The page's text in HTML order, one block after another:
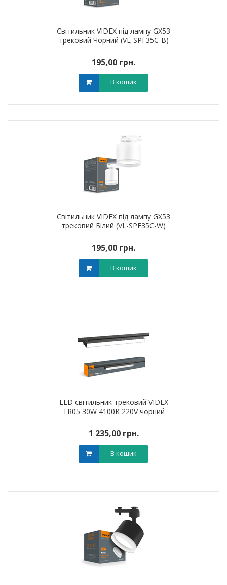
Світильник VIDEX під лампу GX53
трековий Чорний (VL-SPF35C-B)
195,00 грн.
В кошик
Світильник VIDEX під лампу GX53
трековий Білий (VL-SPF35C-W)
195,00 грн.
В кошик
LED світильник трековий VIDEX
TR05 30W 4100K 220V чорний
1 235,00 грн.
В кошик